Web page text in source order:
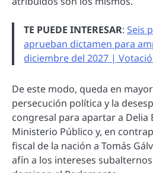
TE PUEDE INTERESAR: Seis
aprueban dictamen para
diciembre del 2027 |
De este modo, queda en
persecución política y la
congresal para apartar a Delia
Ministerio Público y, en
fiscal de la nación a Tomás
afín a los intereses